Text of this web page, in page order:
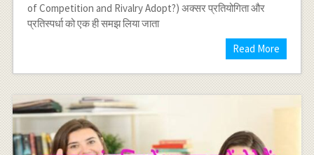
of Competition and Rivalry Adopt?) अक्सर प्रतियोगिता और
प्रतिस्पर्धा को एक ही समझ लिया जाता
Read More